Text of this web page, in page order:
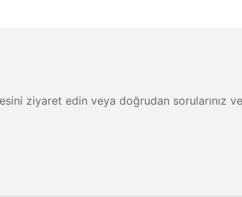
ziyaret edin veya doğrudan sorularınız